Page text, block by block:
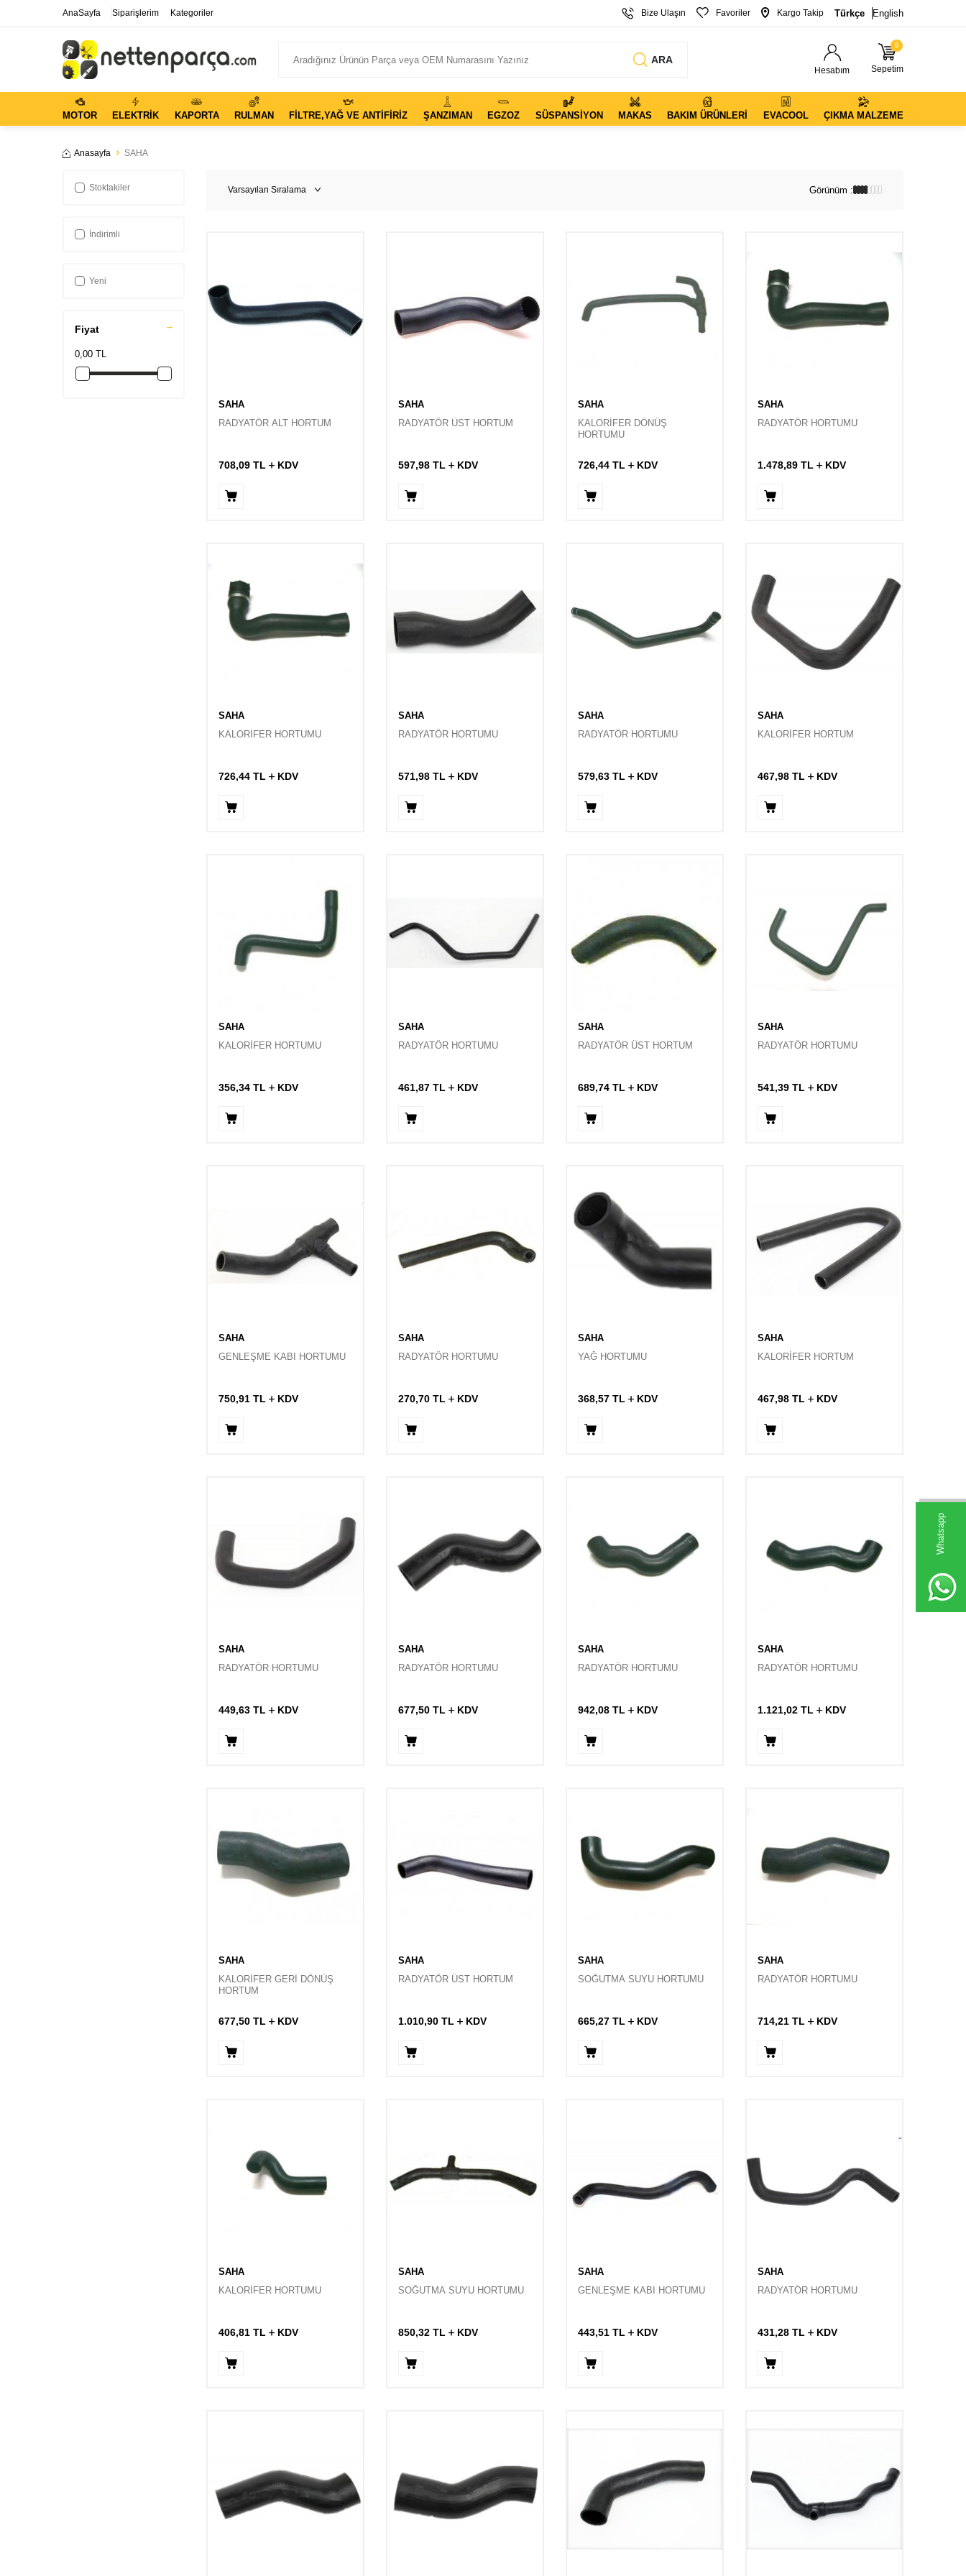
Whatsapp
AnaSayfa Siparişlerim Kategoriler Bize Ulaşın Favoriler Kargo Takip Türkçe English
ARA
Hesabım
0
Sepetim
MOTOR ELEKTRIK KAPORTA RULMAN FILTRE,YAĞ VE ANTIFIRIZ ŞANZIMAN EGZOZ SÜSPANSIYON MAKAS BAKIM ÜRÜNLERI EVACOOL ÇIKMA MALZEME
Anasayfa SAHA
Stoktakiler
İndirimli
Yeni
Fiyat
0,00 TL
Görünüm :
SAHA
RADYATÖR ALT HORTUM
708,09 TL KDV
SAHA
RADYATÖR ÜST HORTUM
597,98 TL KDV
SAHA
KALORİFER DÖNÜŞ
HORTUMU
726,44 TL KDV
SAHA
RADYATÖR HORTUMU
1.478,89 TL KDV
SAHA
KALORİFER HORTUMU
726,44 TL KDV
SAHA
RADYATÖR HORTUMU
571,98 TL KDV
SAHA
RADYATÖR HORTUMU
579,63 TL KDV
SAHA
KALORİFER HORTUM
467,98 TL KDV
SAHA
KALORİFER HORTUMU
356,34 TL KDV
SAHA
RADYATÖR HORTUMU
461,87 TL KDV
SAHA
RADYATÖR ÜST HORTUM
689,74 TL KDV
SAHA
RADYATÖR HORTUMU
541,39 TL KDV
SAHA
GENLEŞME KABI HORTUMU
750,91 TL KDV
SAHA
RADYATÖR HORTUMU
270,70 TL KDV
SAHA
YAĞ HORTUMU
368,57 TL KDV
SAHA
KALORİFER HORTUM
467,98 TL KDV
SAHA
RADYATÖR HORTUMU
449,63 TL KDV
SAHA
RADYATÖR HORTUMU
677,50 TL KDV
SAHA
RADYATÖR HORTUMU
942,08 TL KDV
SAHA
RADYATÖR HORTUMU
1.121,02 TL KDV
SAHA
KALORİFER GERİ DÖNÜŞ
HORTUM
677,50 TL KDV
SAHA
RADYATÖR ÜST HORTUM
1.010,90 TL KDV
SAHA
SOĞUTMA SUYU HORTUMU
665,27 TL KDV
SAHA
RADYATÖR HORTUMU
714,21 TL KDV
SAHA
KALORİFER HORTUMU
406,81 TL KDV
SAHA
SOĞUTMA SUYU HORTUMU
850,32 TL KDV
SAHA
GENLEŞME KABI HORTUMU
443,51 TL KDV
SAHA
RADYATÖR HORTUMU
431,28 TL KDV